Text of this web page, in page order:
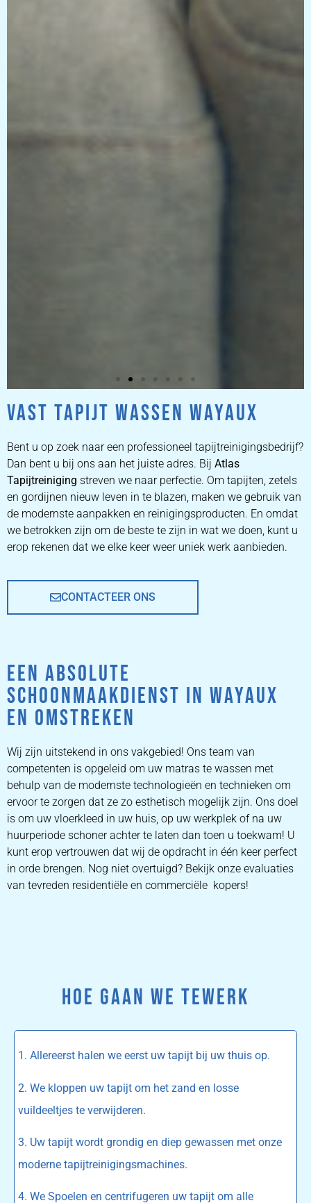
ZETEL
REINIGEN
ZETEL REINIGEN DOOR
PROFESSIONALS
VAST TAPIJT WASSEN WAYAUX
Bent u op zoek naar een professioneel tapijtreinigingsbedrijf?
Dan bent u bij ons aan het juiste adres. Bij Atlas
Tapijtreiniging streven we naar perfectie. Om tapijten, zetels
en gordijnen nieuw leven in te blazen, maken we gebruik van
de modernste aanpakken en reinigingsproducten. En omdat
we betrokken zijn om de beste te zijn in wat we doen, kunt u
erop rekenen dat we elke keer weer uniek werk aanbieden.
CONTACTEER ONS
EEN ABSOLUTE
SCHOONMAAKDIENST IN WAYAUX
EN OMSTREKEN
Wij zijn uitstekend in ons vakgebied! Ons team van
competenten is opgeleid om uw matras te wassen met
behulp van de modernste technologieën en technieken om
ervoor te zorgen dat ze zo esthetisch mogelijk zijn. Ons doel
is om uw vloerkleed in uw huis, op uw werkplek of na uw
huurperiode schoner achter te laten dan toen u toekwam! U
kunt erop vertrouwen dat wij de opdracht in één keer perfect
in orde brengen. Nog niet overtuigd? Bekijk onze evaluaties
van tevreden residentiële en commerciële kopers!
HOE GAAN WE TEWERK
1. Allereerst halen we eerst uw tapijt bij uw thuis op.
2. We kloppen uw tapijt om het zand en losse
vuildeeltjes te verwijderen.
3. Uw tapijt wordt grondig en diep gewassen met onze
moderne tapijtreinigingsmachines.
4. We Spoelen en centrifugeren uw tapijt om alle